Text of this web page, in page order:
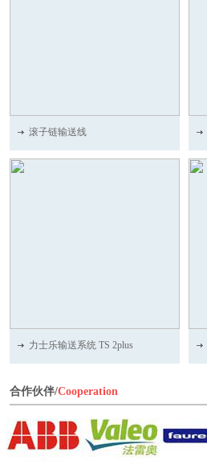
滚子链输送线
力士乐输送系统 TS 2plus
合作伙伴/Cooperation